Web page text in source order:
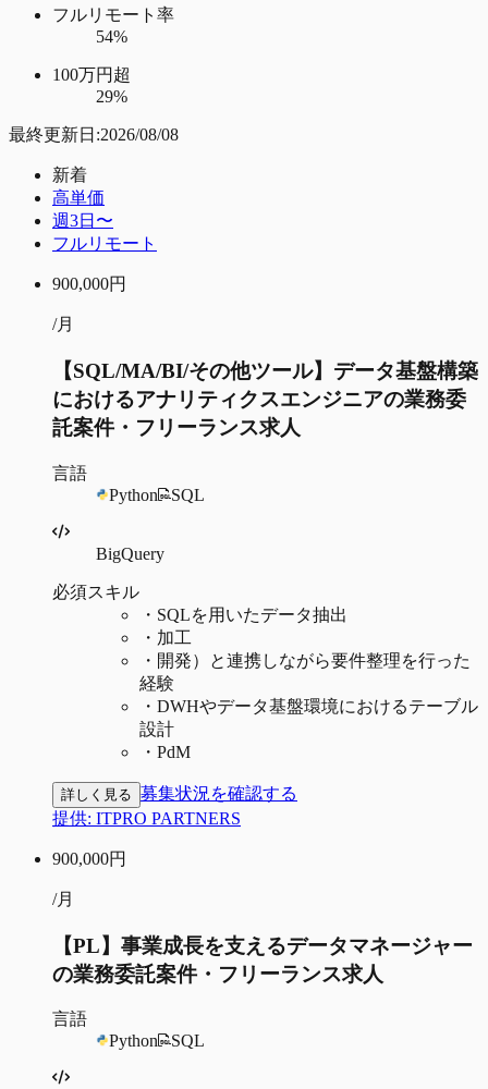
フルリモート率
54%
100万円超
29%
最終更新日:2026/08/08
新着
高単価
週3日〜
フルリモート
900,000円
/月
【SQL/MA/BI/その他ツール】データ基盤構築
におけるアナリティクスエンジニアの業務委
託案件・フリーランス求人
言語
Python
SQL
BigQuery
必須スキル
・ SQLを用いたデータ抽出
・ 加工
・ 開発）と連携しながら要件整理を行った
経験
・ DWHやデータ基盤環境におけるテーブル
設計
・ PdM
詳しく見る 募集状況を確認する
提供: ITPRO PARTNERS
900,000円
/月
【PL】事業成長を支えるデータマネージャー
の業務委託案件・フリーランス求人
言語
Python
SQL